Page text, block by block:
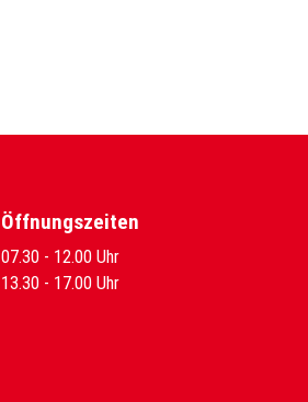
Öffnungszeiten
07.30 - 12.00 Uhr
13.30 - 17.00 Uhr